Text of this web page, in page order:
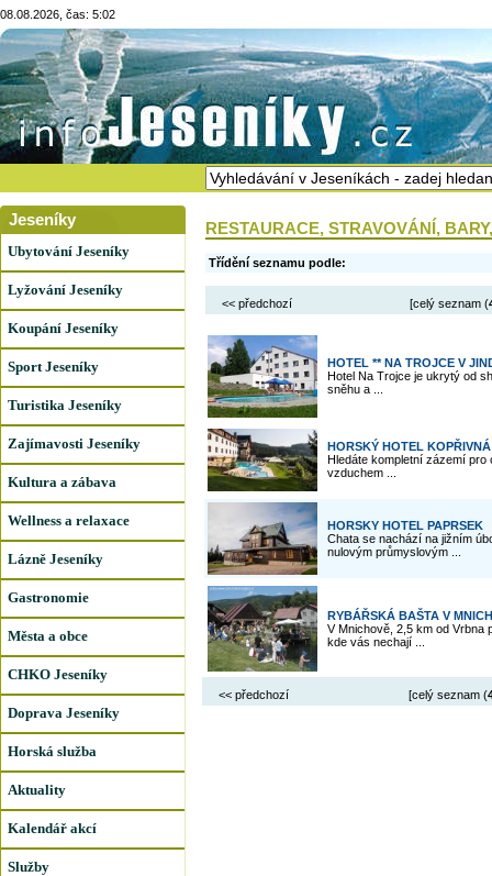
08.08.2026, čas: 5:02
Jeseníky
Ubytování Jeseníky
Lyžování Jeseníky
Koupání Jeseníky
Sport Jeseníky
Turistika Jeseníky
Zajímavosti Jeseníky
Kultura a zábava
Wellness a relaxace
Lázně Jeseníky
Gastronomie
Města a obce
CHKO Jeseníky
Doprava Jeseníky
Horská služba
Aktuality
Kalendář akcí
Služby
RESTAURACE, STRAVOVÁNÍ,
Třídění seznamu podle:
<< předchozí [celý seznam (
HOTEL ** NA TROJCE V
Hotel Na Trojce je ukrytý od
sněhu a ...
HORSKÝ HOTEL
Hledáte kompletní zázemí
vzduchem ...
HORSKY HOTEL PAPRSEK
Chata se nachází na jižním
nulovým průmyslovým ...
RYBÁŘSKÁ BAŠTA V
V Mnichově, 2,5 km od Vrbna
kde vás nechají ...
<< předchozí [celý seznam (